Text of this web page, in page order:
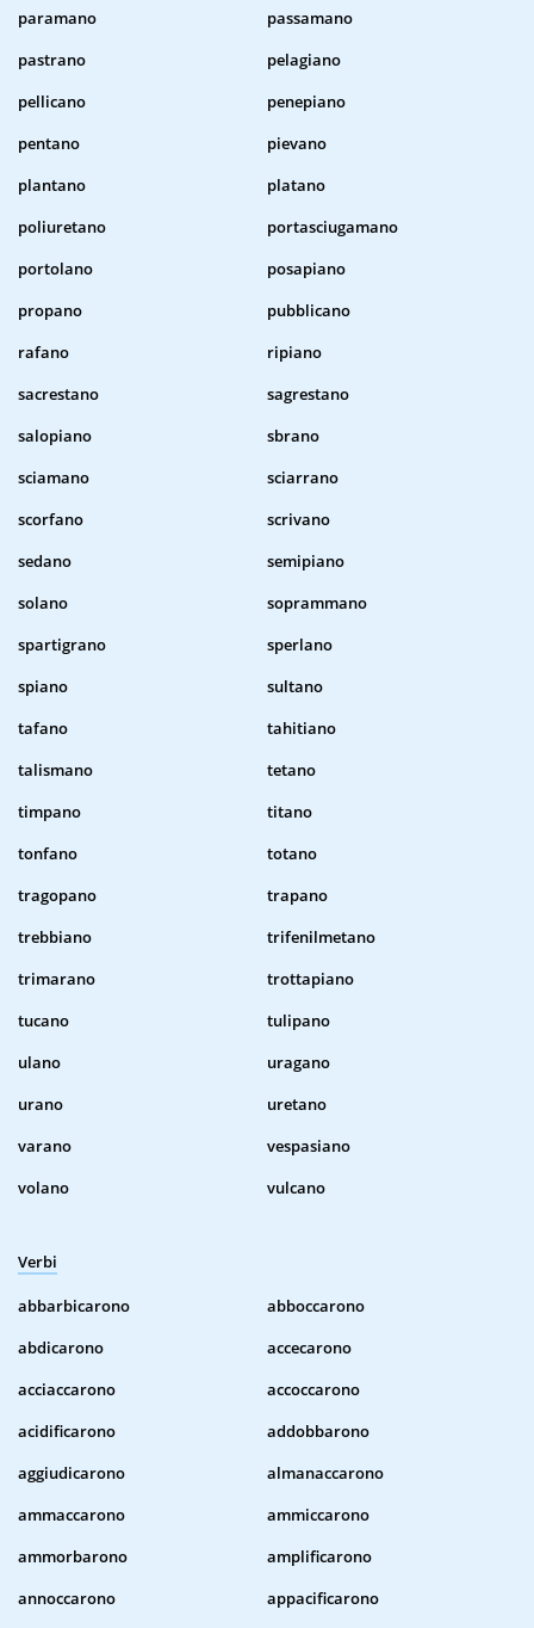
paramano
passamano
pastrano
pelagiano
pellicano
penepiano
pentano
pievano
plantano
platano
poliuretano
portasciugamano
portolano
posapiano
propano
pubblicano
rafano
ripiano
sacrestano
sagrestano
salopiano
sbrano
sciamano
sciarrano
scorfano
scrivano
sedano
semipiano
solano
soprammano
spartigrano
sperlano
spiano
sultano
tafano
tahitiano
talismano
tetano
timpano
titano
tonfano
totano
tragopano
trapano
trebbiano
trifenilmetano
trimarano
trottapiano
tucano
tulipano
ulano
uragano
urano
uretano
varano
vespasiano
volano
vulcano
Verbi
abbarbicarono
abboccarono
abdicarono
accecarono
acciaccarono
accoccarono
acidificarono
addobbarono
aggiudicarono
almanaccarono
ammaccarono
ammiccarono
ammorbarono
amplificarono
annoccarono
appacificarono